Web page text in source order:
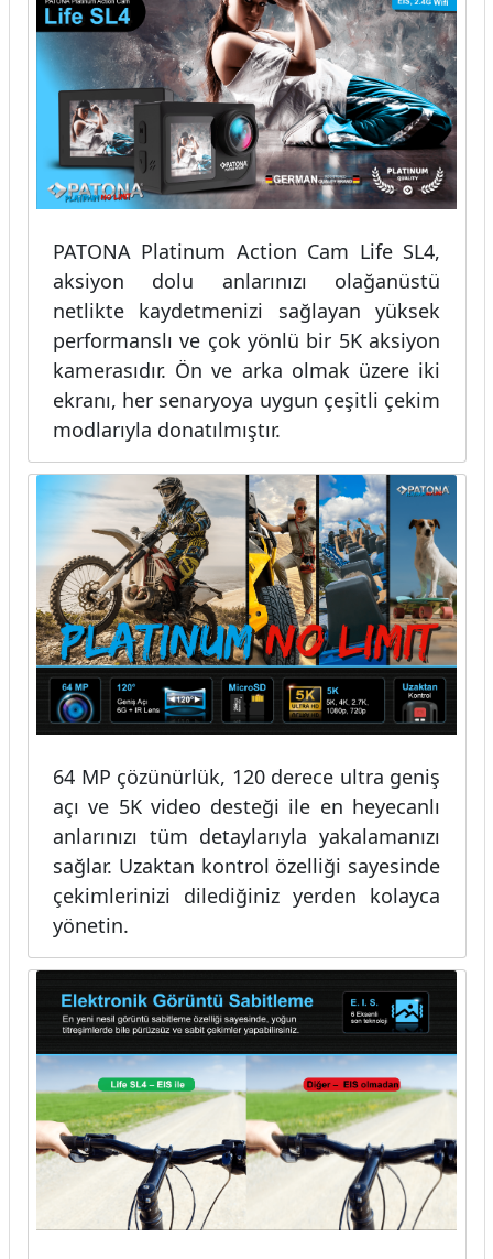
PATONA Platinum Action Cam Life SL4,
aksiyon dolu anlarınızı olağanüstü
netlikte kaydetmenizi sağlayan yüksek
performanslı ve çok yönlü bir 5K aksiyon
kamerasıdır. Ön ve arka olmak üzere iki
ekranı, her senaryoya uygun çeşitli çekim
modlarıyla donatılmıştır.
64 MP çözünürlük, 120 derece ultra geniş
açı ve 5K video desteği ile en heyecanlı
anlarınızı tüm detaylarıyla yakalamanızı
sağlar. Uzaktan kontrol özelliği sayesinde
çekimlerinizi dilediğiniz yerden kolayca
yönetin.